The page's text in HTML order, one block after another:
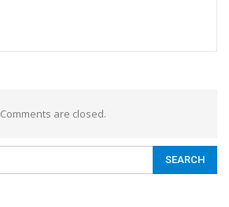
Comments are closed.